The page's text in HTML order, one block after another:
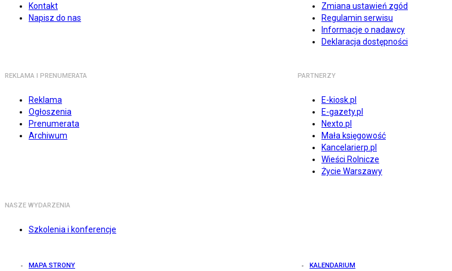
Kontakt
Napisz do nas
Zmiana ustawień zgód
Regulamin serwisu
Informacje o nadawcy
Deklaracja dostępności
REKLAMA I PRENUMERATA
Reklama
Ogłoszenia
Prenumerata
Archiwum
PARTNERZY
E-kiosk.pl
E-gazety.pl
Nexto.pl
Mała księgowość
Kancelarierp.pl
Wieści Rolnicze
Życie Warszawy
NASZE WYDARZENIA
Szkolenia i konferencje
MAPA STRONY KALENDARIUM